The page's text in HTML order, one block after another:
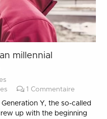
millennial
1 Commentaire
Y, the so-called
up with the beginning